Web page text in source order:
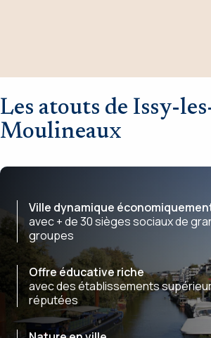
Les atouts de Issy-
Moulineaux
Ville dynamique
avec + de 30 sièges sociaux de
groupes
Offre éducative riche
avec des établissements
réputées